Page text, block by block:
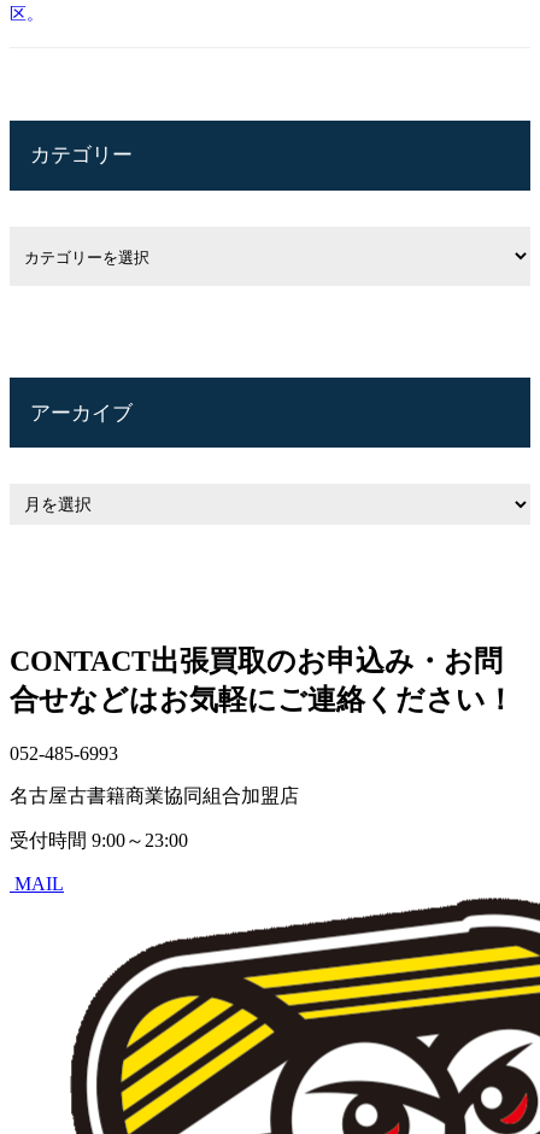
区。
カテゴリー
アーカイブ
CONTACT出張買取のお申込み・お問
合せなどはお気軽にご連絡ください！
052-485-6993
名古屋古書籍商業協同組合加盟店
受付時間 9:00～23:00
MAIL